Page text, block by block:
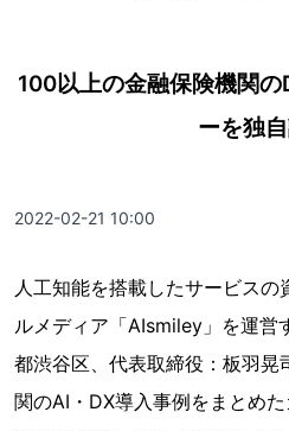
100以上の金融保険機関
ーを独
2022-02-21 10:00
人工知能を搭載したサービスの
ルメディア「AIsmiley」を運営
都渋谷区、代表取締役：板羽晃
関のAI・DX導入事例をまとめ